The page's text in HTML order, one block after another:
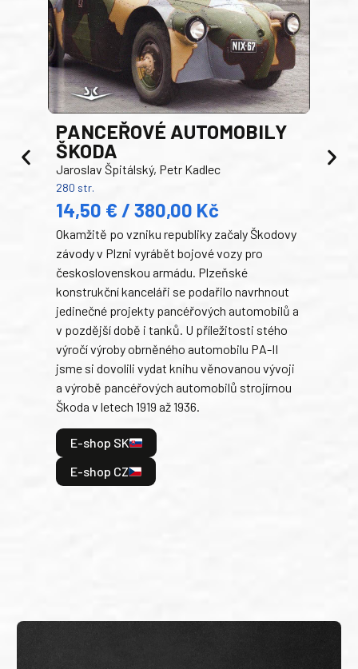
PANCEŘOVÉ AUTOMOBILY
ŠKODA
Jaroslav Špitálský, Petr Kadlec
280 str.
14,50 € / 380,00 Kč
Okamžitě po vzniku republiky začaly Škodovy
závody v Plzni vyrábět bojové vozy pro
československou armádu. Plzeňské
konstrukční kanceláři se podařilo navrhnout
jedinečné projekty pancéřových automobilů a
v pozdější době i tanků. U příležitosti stého
výročí výroby obrněného automobilu PA-II
jsme si dovolili vydat knihu věnovanou vývoji
a výrobě pancéřových automobilů strojírnou
Škoda v letech 1919 až 1936.
E-shop SK
E-shop CZ